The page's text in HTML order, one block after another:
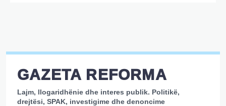
GAZETA REFORMA
Lajm, llogaridhënie dhe interes publik. Politikë,
drejtësi, SPAK, investigime dhe denoncime